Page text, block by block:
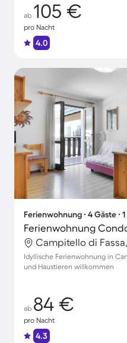
ab 105 €
pro Nacht
4.0
Ferienwohnung ∙ 4 Gäste ∙
Ferienwohnung
Campitello di
Idyllische Ferienwohnung in
und Haustieren willkommen
ab 84 €
pro Nacht
4.3